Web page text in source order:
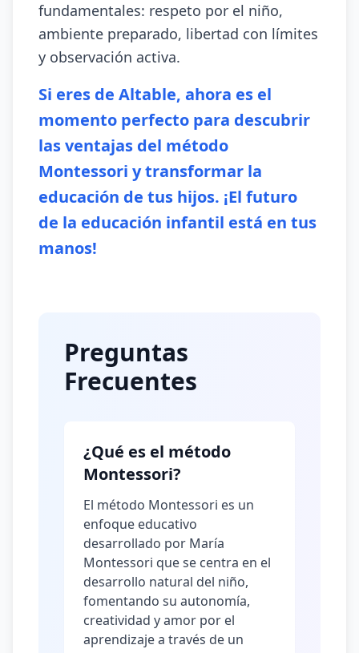
fundamentales: respeto por el niño,
ambiente preparado, libertad con límites
y observación activa.
Si eres de Altable, ahora es el
momento perfecto para descubrir
las ventajas del método
Montessori y transformar la
educación de tus hijos. ¡El futuro
de la educación infantil está en tus
manos!
Preguntas
Frecuentes
¿Qué es el método
Montessori?
El método Montessori es un
enfoque educativo
desarrollado por María
Montessori que se centra en el
desarrollo natural del niño,
fomentando su autonomía,
creatividad y amor por el
aprendizaje a través de un